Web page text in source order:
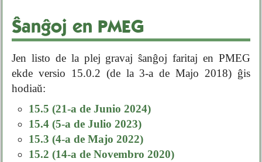
Ŝanĝoj en PMEG
Jen listo de la plej gravaj ŝanĝoj faritaj en PMEG
ekde versio 15.0.2 (de la 3-a de Majo 2018) ĝis
hodiaŭ:
15.5 (21-a de Junio 2024)
15.4 (5-a de Julio 2023)
15.3 (4-a de Majo 2022)
15.2 (14-a de Novembro 2020)